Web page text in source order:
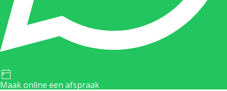
Maak online een afspraak